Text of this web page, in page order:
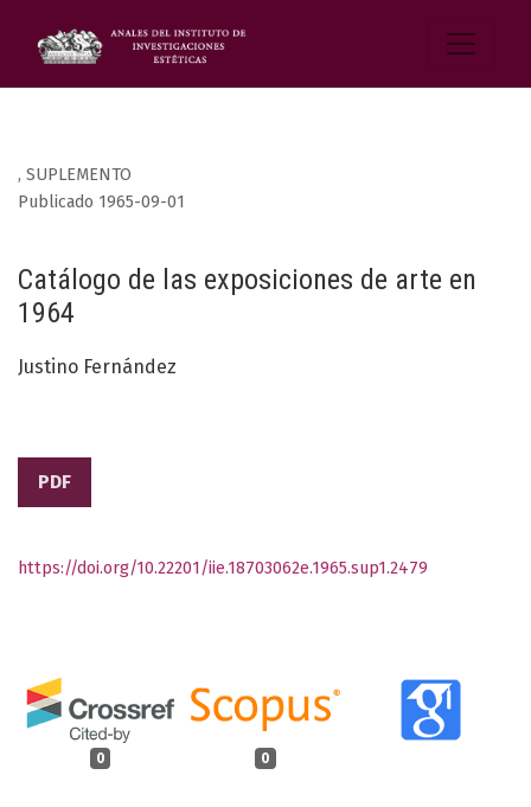
, SUPLEMENTO
Catálogo de las exposiciones de arte en
1964
Publicado 1965-09-01
Justino Fernández
PDF
0 0
https://doi.org/10.22201/iie.18703062e.1965.sup1.2479